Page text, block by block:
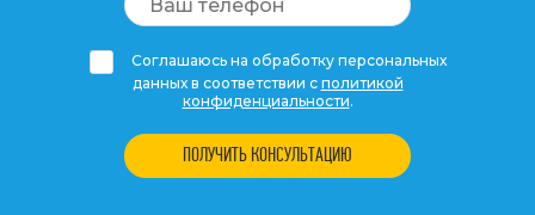
Соглашаюсь на обработку персональных
данных в соответствии с политикой
конфиденциальности.
ПОЛУЧИТЬ КОНСУЛЬТАЦИЮ